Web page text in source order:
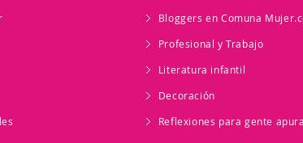
Bloggers en Comuna
Profesional y Trabajo
Literatura infantil
Decoración
Reflexiones para gente